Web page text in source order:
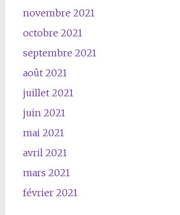
novembre 2021
octobre 2021
septembre 2021
août 2021
juillet 2021
juin 2021
mai 2021
avril 2021
mars 2021
février 2021